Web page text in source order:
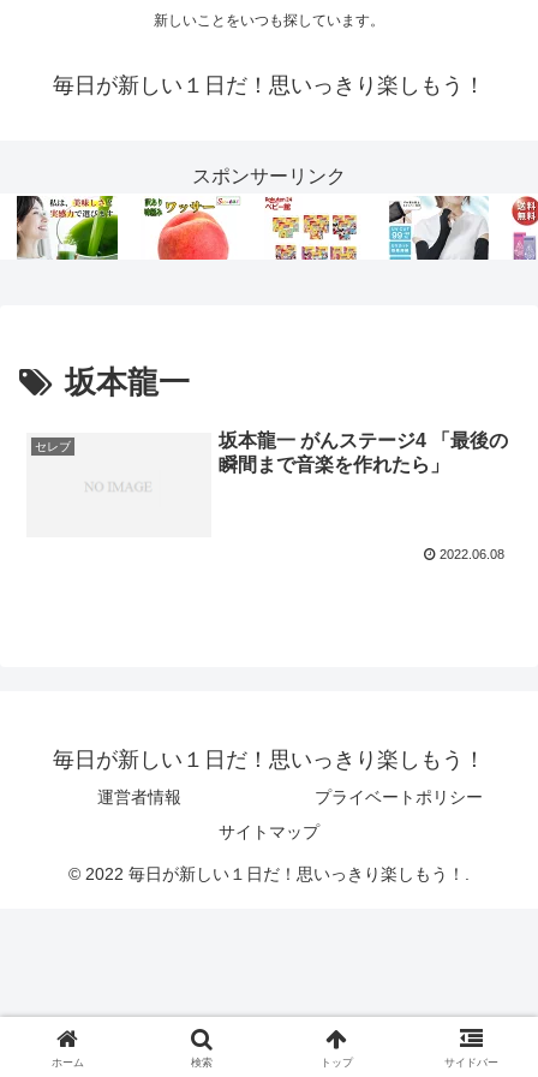
新しいことをいつも探しています。
毎日が新しい１日だ！思いっきり楽しもう！
スポンサーリンク
坂本龍一
セレブ
坂本龍一 がんステージ4 「最後の
瞬間まで音楽を作れたら」
2022.06.08
毎日が新しい１日だ！思いっきり楽しもう！
運営者情報
プライベートポリシー
サイトマップ
© 2022 毎日が新しい１日だ！思いっきり楽しもう！.
ホーム 検索 トップ サイドバー